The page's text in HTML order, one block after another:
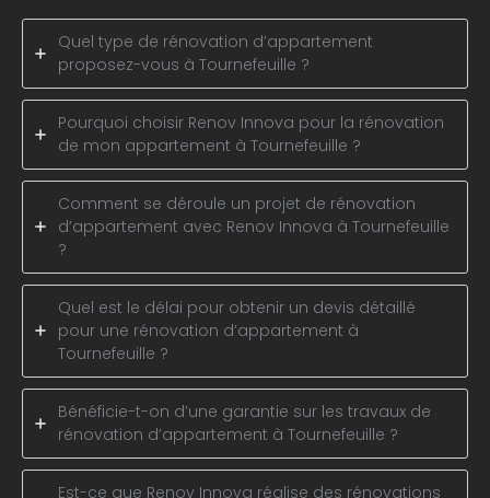
Quel type de rénovation d’appartement
proposez-vous à Tournefeuille ?
Pourquoi choisir Renov Innova pour la rénovation
de mon appartement à Tournefeuille ?
Comment se déroule un projet de rénovation
d’appartement avec Renov Innova à Tournefeuille
?
Quel est le délai pour obtenir un devis détaillé
pour une rénovation d’appartement à
Tournefeuille ?
Bénéficie-t-on d’une garantie sur les travaux de
rénovation d’appartement à Tournefeuille ?
Est-ce que Renov Innova réalise des rénovations